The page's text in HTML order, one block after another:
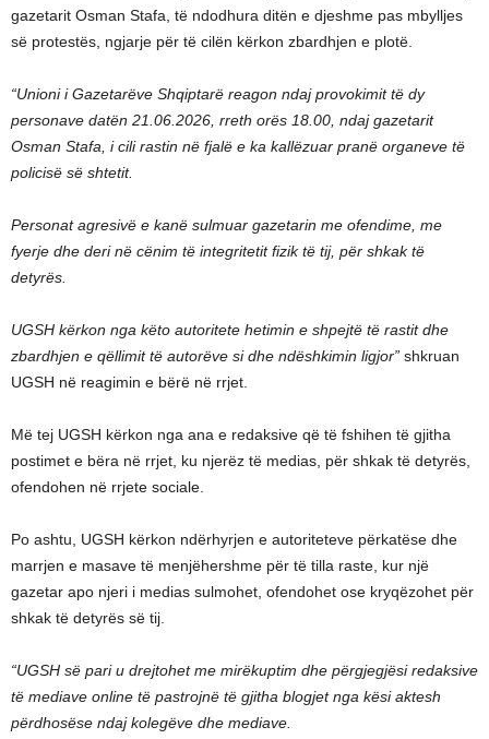
gazetarit Osman Stafa, të ndodhura ditën e djeshme pas mbylljes
së protestës, ngjarje për të cilën kërkon zbardhjen e plotë.
“Unioni i Gazetarëve Shqiptarë reagon ndaj provokimit të dy
personave datën 21.06.2026, rreth orës 18.00, ndaj gazetarit
Osman Stafa, i cili rastin në fjalë e ka kallëzuar pranë organeve të
policisë së shtetit.
Personat agresivë e kanë sulmuar gazetarin me ofendime, me
fyerje dhe deri në cënim të integritetit fizik të tij, për shkak të
detyrës.
UGSH kërkon nga këto autoritete hetimin e shpejtë të rastit dhe
zbardhjen e qëllimit të autorëve si dhe ndëshkimin ligjor” shkruan
UGSH në reagimin e bërë në rrjet.
Më tej UGSH kërkon nga ana e redaksive që të fshihen të gjitha
postimet e bëra në rrjet, ku njerëz të medias, për shkak të detyrës,
ofendohen në rrjete sociale.
Po ashtu, UGSH kërkon ndërhyrjen e autoriteteve përkatëse dhe
marrjen e masave të menjëhershme për të tilla raste, kur një
gazetar apo njeri i medias sulmohet, ofendohet ose kryqëzohet për
shkak të detyrës së tij.
“UGSH së pari u drejtohet me mirëkuptim dhe përgjegjësi redaksive
të mediave online të pastrojnë të gjitha blogjet nga kësi aktesh
përdhosëse ndaj kolegëve dhe mediave.